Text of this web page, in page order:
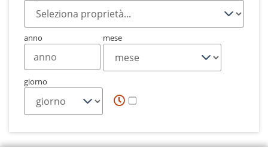
anno mese
giorno